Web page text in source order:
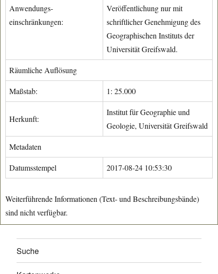
Anwendungs-
einschränkungen:
Veröffentlichung nur mit
schriftlicher Genehmigung des
Geographischen Instituts der
Universität Greifswald.
Räumliche Auflösung
Maßstab: 1: 25.000
Herkunft:
Institut für Geographie und
Geologie, Universität Greifswald
Metadaten
Datumsstempel 2017-08-24 10:53:30
Weiterführende Informationen (Text- und Beschreibungsbände)
sind nicht verfügbar.
Suche